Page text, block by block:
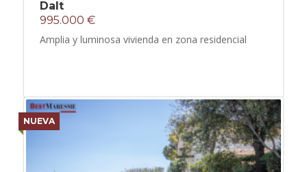
Dalt
995.000 €
Amplia y luminosa vivienda en zona residencial
NUEVA